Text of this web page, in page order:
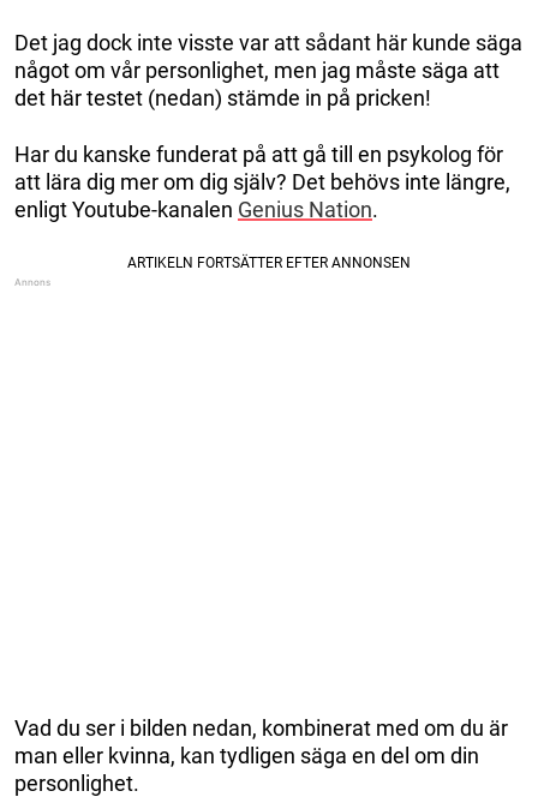
Det jag dock inte visste var att sådant här kunde säga
något om vår personlighet, men jag måste säga att
det här testet (nedan) stämde in på pricken!
Har du kanske funderat på att gå till en psykolog för
att lära dig mer om dig själv? Det behövs inte längre,
enligt Youtube-kanalen Genius Nation.
Vad du ser i bilden nedan, kombinerat med om du är
man eller kvinna, kan tydligen säga en del om din
personlighet.